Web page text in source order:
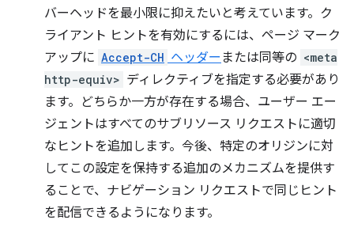
バーヘッドを最小限に抑えたいと考えています。ク
ライアント ヒントを有効にするには、ページ マーク
アップに Accept-CH ヘッダー または同等の <meta
http-equiv> ディレクティブを指定する必要があり
ます。どちらか一方が存在する場合、ユーザー エー
ジェントはすべてのサブリソース リクエストに適切
なヒントを追加します。今後、特定のオリジンに対
してこの設定を保持する追加のメカニズムを提供す
ることで、ナビゲーション リクエストで同じヒント
を配信できるようになります。